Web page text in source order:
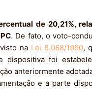
de 20,21%,
. De fato, o voto-
na Lei 8.088/1990,
dispositiva foi
anteriormente
e a parte